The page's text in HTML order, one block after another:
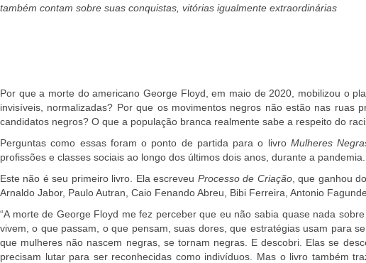
também contam sobre suas conquistas, vitórias igualmente extraordinárias
Por que a morte do americano George Floyd, em maio de 2020, mobilizou o
invisíveis, normalizadas? Por que os movimentos negros não estão nas
candidatos negros? O que a população branca realmente sabe a respeito do
Perguntas como essas foram o ponto de partida para o livro Mulheres
profissões e classes sociais ao longo dos últimos dois anos, durante a pandemia.
Este não é seu primeiro livro. Ela escreveu Processo de Criação, que ganhou
Arnaldo Jabor, Paulo Autran, Caio Fenando Abreu, Bibi Ferreira, Antonio
“A morte de George Floyd me fez perceber que eu não sabia quase nada
vivem, o que passam, o que pensam, suas dores, que estratégias usam para
que mulheres não nascem negras, se tornam negras. E descobri. Elas se
precisam lutar para ser reconhecidas como indivíduos. Mas o livro também